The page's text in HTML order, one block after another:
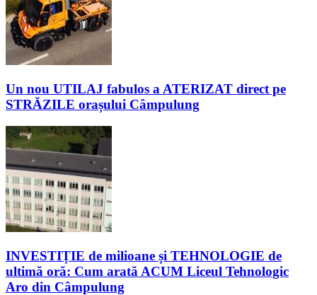
Un nou UTILAJ fabulos a ATERIZAT direct pe
STRĂZILE orașului Câmpulung
INVESTIȚIE de milioane și TEHNOLOGIE de
ultimă oră: Cum arată ACUM Liceul Tehnologic
Aro din Câmpulung